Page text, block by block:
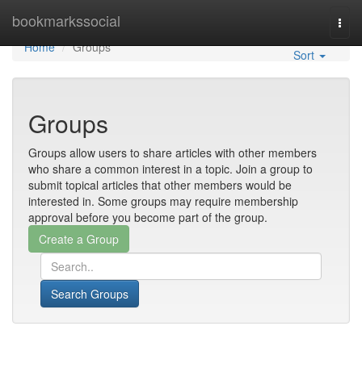
bookmarkssocial
Home
Home
Groups Sort
Groups
Groups allow users to share articles with other members
who share a common interest in a topic. Join a group to
submit topical articles that other members would be
interested in. Some groups may require membership
approval before you become part of the group.
Search Groups